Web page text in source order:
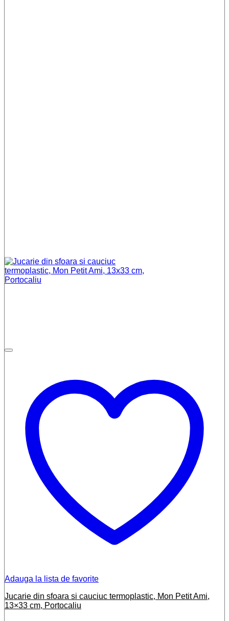
Adauga la lista de favorite
Jucarie din sfoara si cauciuc termoplastic, Mon Petit Ami,
13×33 cm, Portocaliu